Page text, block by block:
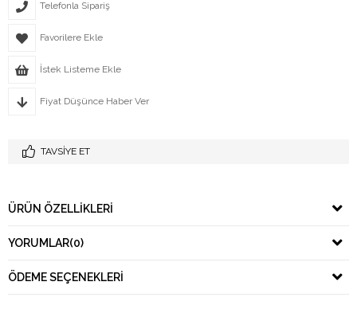
Telefonla Sipariş
Favorilere Ekle
İstek Listeme Ekle
Fiyat Düşünce Haber Ver
TAVSIYE ET
ÜRÜN ÖZELLIKLERI
YORUMLAR(0)
ÖDEME SEÇENEKLERI